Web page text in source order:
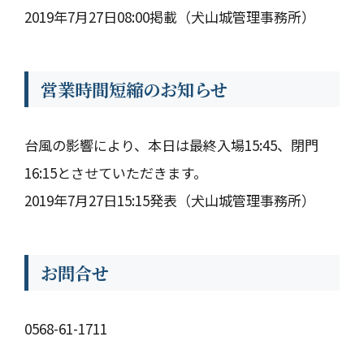
2019年7月27日08:00掲載（犬山城管理事務所）
営業時間短縮のお知らせ
台風の影響により、本日は最終入場15:45、閉門
16:15とさせていただきます。
2019年7月27日15:15発表（犬山城管理事務所）
お問合せ
0568-61-1711